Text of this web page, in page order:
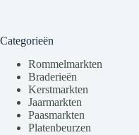
Categorieën
Rommelmarkten
Braderieën
Kerstmarkten
Jaarmarkten
Paasmarkten
Platenbeurzen